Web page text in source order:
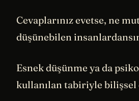
Cevaplarınız evetse, ne
düşünebilen
Esnek düşünme ya da
kullanılan tabiriyle